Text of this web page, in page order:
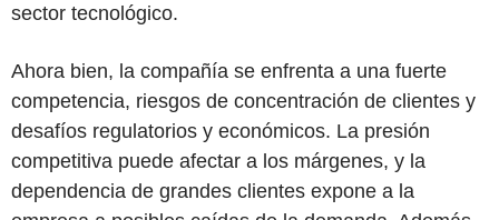
sector tecnológico.
Ahora bien, la compañía se enfrenta a una fuerte
competencia, riesgos de concentración de clientes y
desafíos regulatorios y económicos. La presión
competitiva puede afectar a los márgenes, y la
dependencia de grandes clientes expone a la